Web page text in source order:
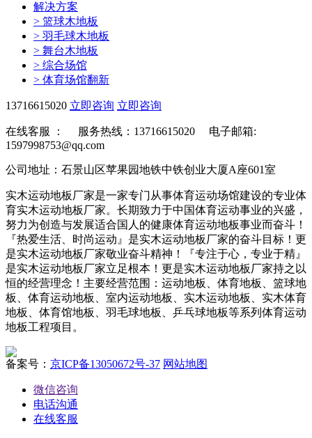
解决方案
> 篮球木地板
> 羽毛球木地板
> 舞台木地板
> 综合场馆
> 体育场馆翻新
13716615020 立即咨询 立即咨询
在线客服 ：
服务热线：13716615020 电子邮箱:
1597998753@qq.com
公司地址：石景山区苹果园地铁中铁创业大厦A座601室
实木运动地板厂家是一家专门从事体育运动场馆建设的专业体
育实木运动地板厂家。长期致力于中国体育运动事业的兴盛，
努力为创造与发展适合国人的健康体育运动地板事业而奋斗！
『热爱生活、时尚运动』是实木运动地板厂家的奋斗目标！更
是实木运动地板厂家敬业奋斗精神！『专注于心，专业于精』
是实木运动地板厂家立足根本！更是实木运动地板厂家持之以
恒的经营理念！主要经营范围：运动地板、体育地板、篮球地
板、体育运动地板、室内运动地板、实木运动地板、实木体育
地板、体育馆地板、羽毛球地板、乒乓球地板等系列体育运动
地板工程项目。
备案号： 京ICP备13050672号-37 网站地图
微信咨询
电话沟通
在线客服